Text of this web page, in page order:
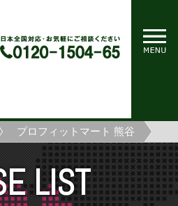
プロフィットマート 熊谷
LIST